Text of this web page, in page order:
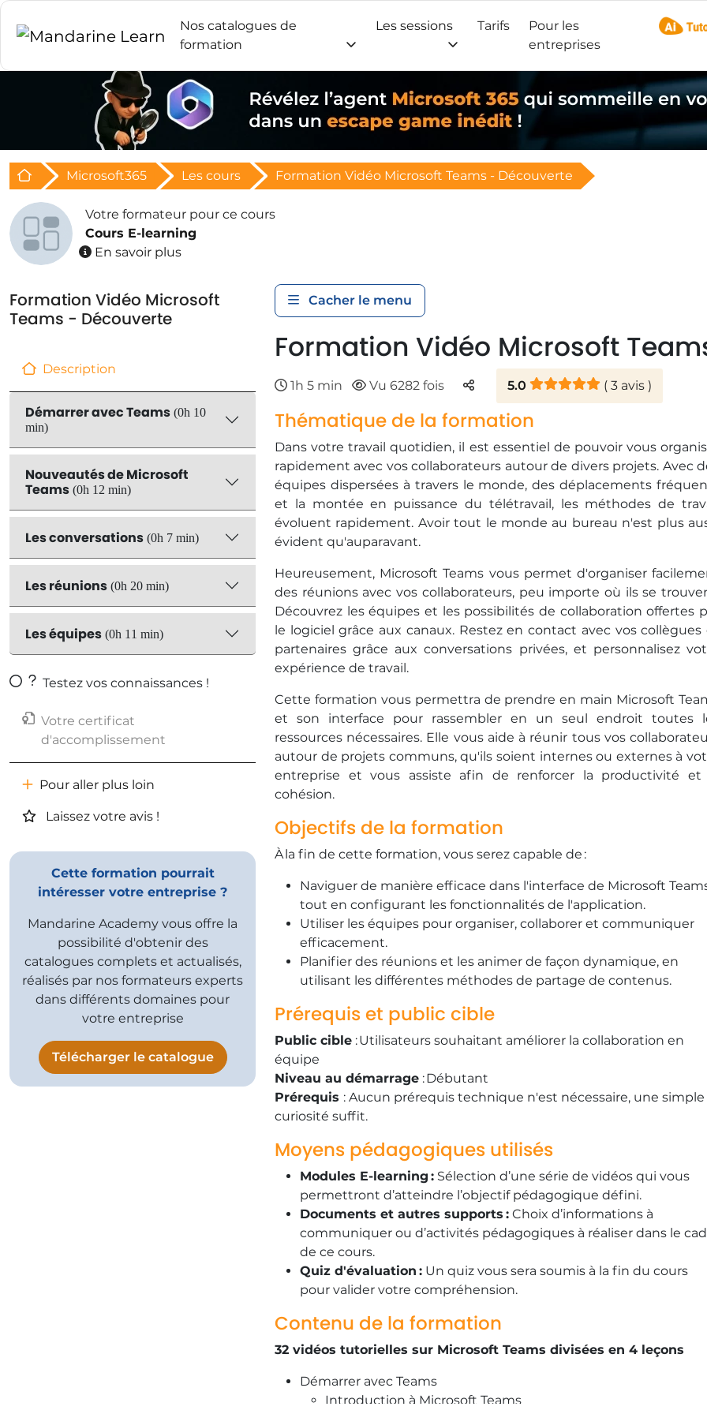
Nos catalogues de
formation
Les sessions Tarifs
Pour les
entreprises
AI Tutor
Retour à l'acceuil
Microsoft365 Les cours Formation Vidéo Microsoft Teams - Découverte
Votre formateur pour ce cours
Cours E-learning
En savoir plus
Formation Vidéo Microsoft
Teams - Découverte
Description
Démarrer avec Teams
min)
Nouveautés de Microsoft
Teams (0h 12 min)
Les conversations (0h 7 min)
Les réunions (0h 20 min)
Les équipes (0h 11 min)
Testez vos connaissances !
Votre certificat
d'accomplissement
Pour aller plus loin
Laissez votre avis !
Cette formation pourrait
intéresser votre entreprise ?
Mandarine Academy vous offre la
possibilité d'obtenir des
catalogues complets et actualisés,
réalisés par nos formateurs experts
dans différents domaines pour
votre entreprise
Télécharger le catalogue
Cacher le menu
Formation Vidéo Microsoft
1h 5 min Vu 6282 fois Parteger
5.0 ( 3 avis )
Thématique de la formation
​Dans votre travail quotidien, il est essentiel de pouvoir vous
rapidement avec vos collaborateurs autour de divers projets. Avec
équipes dispersées à travers le monde, des déplacements
et la montée en puissance du télétravail, les méthodes de
évoluent rapidement. Avoir tout le monde au bureau n'est plus
évident qu'auparavant.
​Heureusement, Microsoft Teams vous permet d'organiser
des réunions avec vos collaborateurs, peu importe où ils se
Découvrez les équipes et les possibilités de collaboration offertes
le logiciel grâce aux canaux. Restez en contact avec vos collègues
partenaires grâce aux conversations privées, et personnalisez
expérience de travail.
​Cette formation vous permettra de prendre en main Microsoft
et son interface pour rassembler en un seul endroit toutes
ressources nécessaires. Elle vous aide à réunir tous vos
autour de projets communs, qu'ils soient internes ou externes à
entreprise et vous assiste afin de renforcer la productivité et
cohésion.
Objectifs de la formation
​À la fin de cette formation, vous serez capable de :
​Naviguer de manière efficace dans l'interface de Microsoft
tout en configurant les fonctionnalités de l'application.
​Utiliser les équipes pour organiser, collaborer et communiquer
efficacement.
​Planifier des réunions et les animer de façon dynamique, en
utilisant les différentes méthodes de partage de contenus.
Prérequis et public cible
Public cible : Utilisateurs souhaitant améliorer la collaboration en
équipe
Niveau au démarrage : Débutant
Prérequis : Aucun prérequis technique n'est nécessaire, une simple
curiosité suffit.
Moyens pédagogiques utilisés
Modules E-learning : Sélection d’une série de vidéos qui vous
permettront d’atteindre l’objectif pédagogique défini.
Documents et autres supports : Choix d’informations à
communiquer ou d’activités pédagogiques à réaliser dans le
de ce cours.
Quiz d'évaluation : Un quiz vous sera soumis à la fin du cours
pour valider votre compréhension.
Contenu de la formation
32 vidéos tutorielles sur Microsoft Teams divisées en 4 leçons
​Démarrer avec Teams
​Introduction à Microsoft Teams